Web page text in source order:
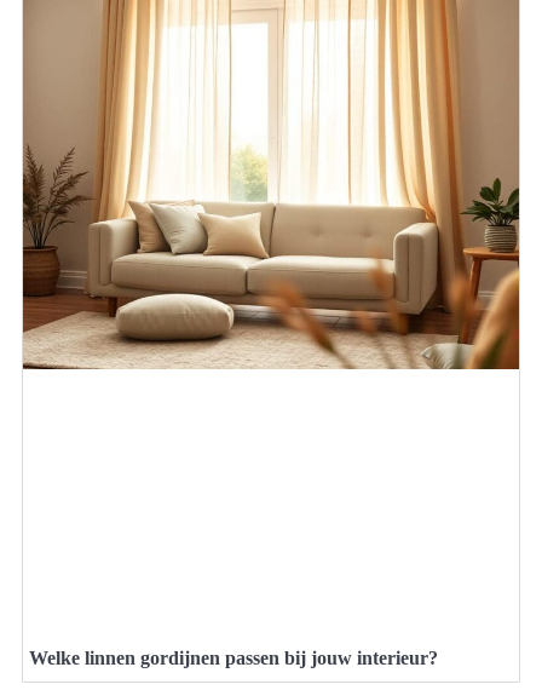
Welke linnen gordijnen passen bij jouw interieur?